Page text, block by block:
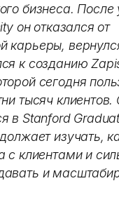
бизнеса. После
он отказался от
карьеры,
к созданию
сегодня
тысяч
в Stanford
изучать,
с клиентами и
и